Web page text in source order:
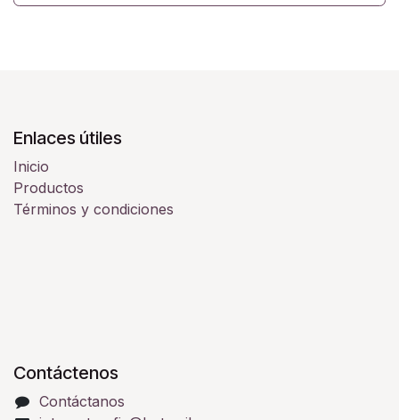
Enlaces útiles
Inicio
Productos
Términos y condiciones
Contáctenos
Contáctanos